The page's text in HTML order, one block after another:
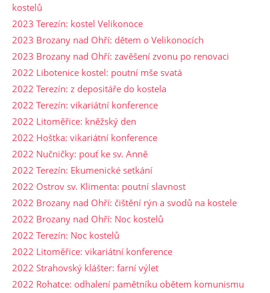
kostelů
2023 Terezín: kostel Velikonoce
2023 Brozany nad Ohří: dětem o Velikonocích
2023 Brozany nad Ohří: zavěšení zvonu po renovaci
2022 Libotenice kostel: poutní mše svatá
2022 Terezín: z depositáře do kostela
2022 Terezín: vikariátní konference
2022 Litoměřice: kněžský den
2022 Hoštka: vikariátní konference
2022 Nučničky: pouť ke sv. Anně
2022 Terezín: Ekumenické setkání
2022 Ostrov sv. Klimenta: poutní slavnost
2022 Brozany nad Ohří: čištění rýn a svodů na kostele
2022 Brozany nad Ohří: Noc kostelů
2022 Terezín: Noc kostelů
2022 Litoměřice: vikariátní konference
2022 Strahovský klášter: farní výlet
2022 Rohatce: odhalení pamětníku obětem komunismu